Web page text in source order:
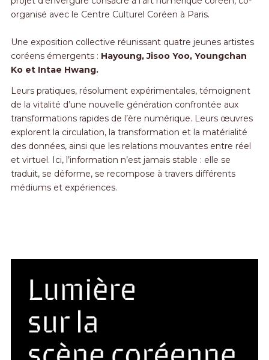
organisé avec le Centre Culturel Coréen à Paris.
Une exposition collective réunissant quatre jeunes artistes
coréens émergents : Hayoung, Jisoo Yoo, Youngchan
Ko et Intae Hwang.
Leurs pratiques, résolument expérimentales, témoignent
de la vitalité d’une nouvelle génération confrontée aux
transformations rapides de l’ère numérique. Leurs œuvres
explorent la circulation, la transformation et la matérialité
des données, ainsi que les relations mouvantes entre réel
et virtuel. Ici, l’information n’est jamais stable : elle se
traduit, se déforme, se recompose à travers différents
médiums et expériences.